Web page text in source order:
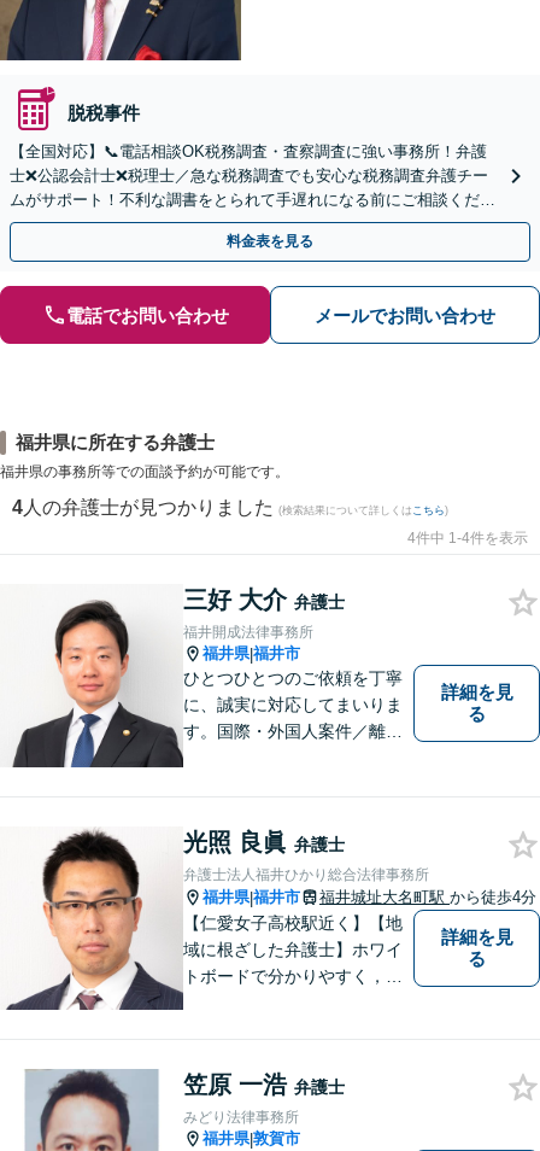
脱税事件
【全国対応】📞電話相談OK税務調査・査察調査に強い事務所！弁護
士❌公認会計士❌税理士／急な税務調査でも安心な税務調査弁護チー
ムがサポート！不利な調書をとられて手遅れになる前にご相談くださ
い。
料金表を見る
電話でお問い合わせ メールでお問い合わせ
福井県に所在する弁護士
福井県の事務所等での面談予約が可能です。
4 人の弁護士が見つかりました (検索結果について詳しくは こちら)
4件中 1-4件を表示
三好 大介 弁護士
福井開成法律事務所
福井県|福井市
ひとつひとつのご依頼を丁寧
に、誠実に対応してまいりま
す。国際・外国人案件／離
故／刑事弁護・犯罪被害者な
ど、幅広く対応可能。お気軽
にご相談ください。
詳細を見
る
光照 良眞 弁護士
弁護士法人福井ひかり総合法律事務所
福井県|福井市 福井城址大名町駅 から徒歩4分
【仁愛女子高校駅近く】【地
域に根ざした弁護士】ホワイ
トボードで分かりやすく，納
幅広く対応可能。【明確な料
金体系】法律トラブルでお悩
むの方は、お気軽にご相談く
詳細を見
る
笠原 一浩 弁護士
みどり法律事務所
福井県|敦賀市